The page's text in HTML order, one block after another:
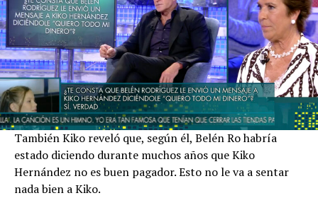
También Kiko reveló que, según él, Belén Ro habría
estado diciendo durante muchos años que Kiko
Hernández no es buen pagador. Esto no le va a sentar
nada bien a Kiko.